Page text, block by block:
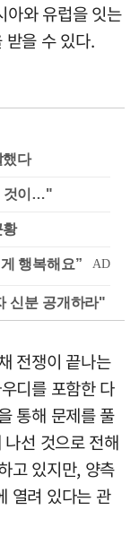
아와 유럽을 잇는
받을 수 있다.
했다
것이…"
황
신분 공개하라"
전쟁이 끝나는
디를 포함한 다
통해 문제를 풀
선 것으로 전해
고 있지만, 양측
열려 있다는 관